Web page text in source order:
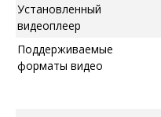
Установленный
видеоплеер
Поддерживаемые
форматы видео